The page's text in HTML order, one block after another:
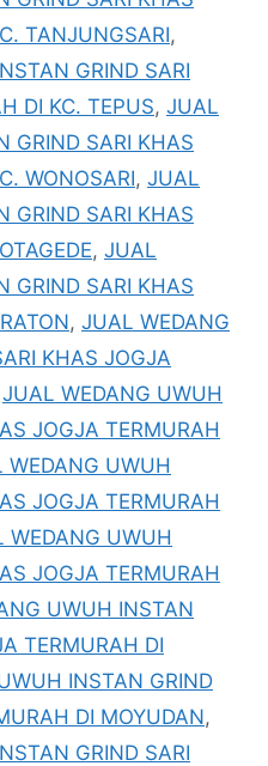
TANJUNGSARI,
GRIND SARI
DI KC. TEPUS, JUAL
GRIND SARI KHAS
WONOSARI, JUAL
GRIND SARI KHAS
, JUAL
GRIND SARI KHAS
, JUAL WEDANG
KHAS JOGJA
JUAL WEDANG UWUH
JOGJA TERMURAH
WEDANG UWUH
JOGJA TERMURAH
WEDANG UWUH
JOGJA TERMURAH
UWUH INSTAN
TERMURAH DI
INSTAN GRIND
DI MOYUDAN,
GRIND SARI